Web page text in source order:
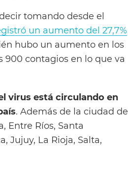
tomando desde el
un aumento del 27,7%
hubo un aumento en los
900 contagios en lo que va
virus está circulando en
. Además de la ciudad de
Entre Ríos, Santa
Jujuy, La Rioja, Salta,